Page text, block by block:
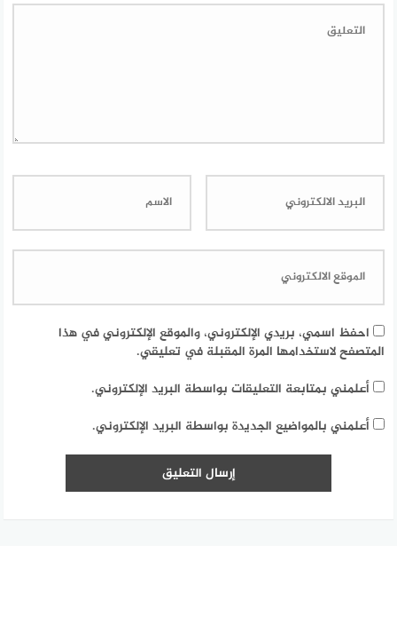
احفظ اسمي، بريدي الإلكتروني، والموقع الإلكتروني في هذا
المتصفح لاستخدامها المرة المقبلة في تعليقي.
أعلمني بمتابعة التعليقات بواسطة البريد الإلكتروني.
أعلمني بالمواضيع الجديدة بواسطة البريد الإلكتروني.